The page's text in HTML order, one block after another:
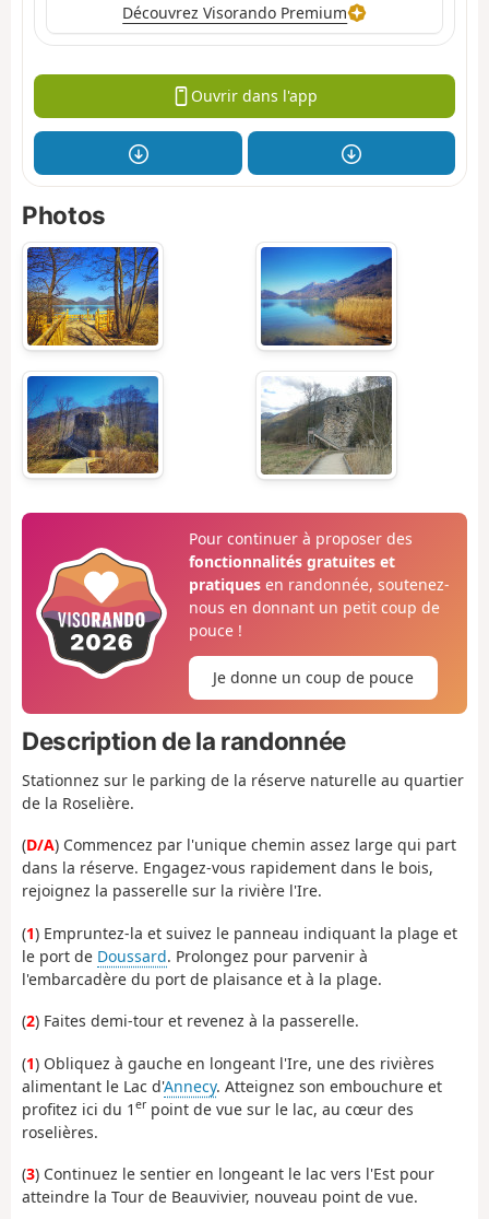
Découvrez Visorando Premium
Ouvrir dans l'app
Photos
Pour continuer à proposer des
fonctionnalités gratuites et
pratiquesen randonnée, soutenez-
nous en donnant un petit coup de
pouce !
Je donne un coup de pouce
Description de la randonnée
Stationnez sur le parking de la réserve naturelle au quartier
de la Roselière.
(D/A) Commencez par l'unique chemin assez large qui part
dans la réserve. Engagez-vous rapidement dans le bois,
rejoignez la passerelle sur la rivière l'Ire.
(1) Empruntez-la et suivez le panneau indiquant la plage et
le port de Doussard. Prolongez pour parvenir à
l'embarcadère du port de plaisance et à la plage.
(2) Faites demi-tour et revenez à la passerelle.
(1) Obliquez à gauche en longeant l'Ire, une des rivières
alimentant le Lac d'Annecy. Atteignez son embouchure et
profitez ici du 1 er point de vue sur le lac, au cœur des
roselières.
(3) Continuez le sentier en longeant le lac vers l'Est pour
atteindre la Tour de Beauvivier, nouveau point de vue.